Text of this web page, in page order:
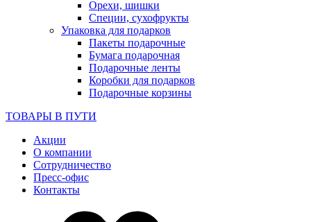
Орехи, шишки
Специи, сухофрукты
Упаковка для подарков
Пакеты подарочные
Бумага подарочная
Подарочные ленты
Коробки для подарков
Подарочные корзины
ТОВАРЫ В ПУТИ
Акции
О компании
Сотрудничество
Пресс-офис
Контакты